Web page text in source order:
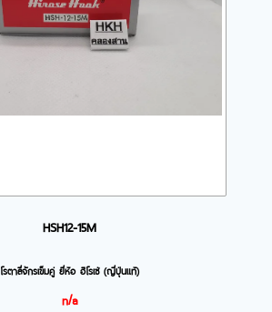
HSH12-15M
โรตาลี่จักรเข็มคู่ ยี่ห้อ ฮิโรเซ่ (ญี่ปุ่นแท้)
n/a